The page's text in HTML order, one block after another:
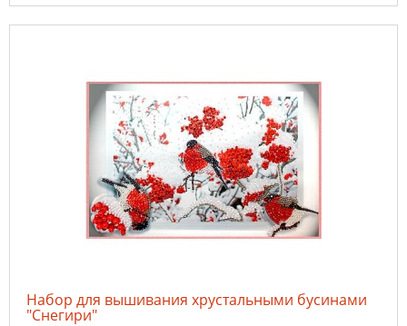
Набор для вышивания хрустальными бусинами
"Снегири"